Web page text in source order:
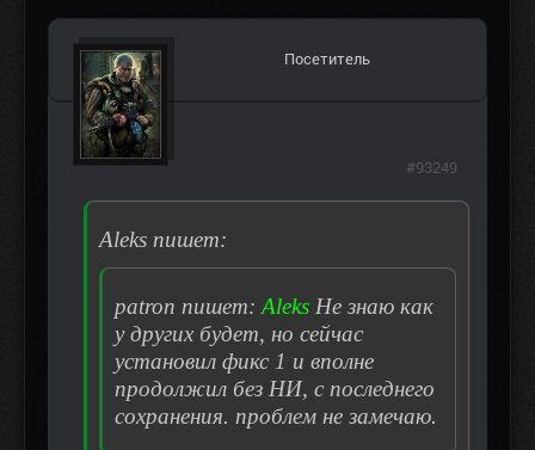
Посетитель
Aleks пишет:
patron пишет: Aleks Не знаю как
у других будет, но сейчас
установил фикс 1 и вполне
продолжил без НИ, с последнего
сохранения. проблем не замечаю.
#93249